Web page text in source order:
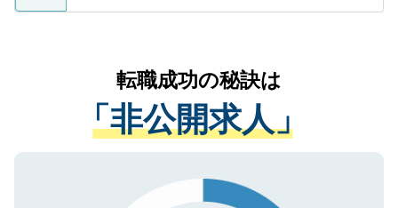
ているすべての個人データはご本人の許可
は、個人情報の取り扱いについての厳密な
管理基準を満たした事業者のみに付与され
る、プライバシーマークを取得済みです。
で、機密保持に関してもご安心ください。
かがいして、現在の医療機関の状況や紹介
経験をまじえながら、適切なアドバイスを
させていただきます。すぐにご転職をされ
ない方には、長期的なサポートが可能です
ので、まずはご登録ください。
転職成功の秘訣は
「非公開求人」